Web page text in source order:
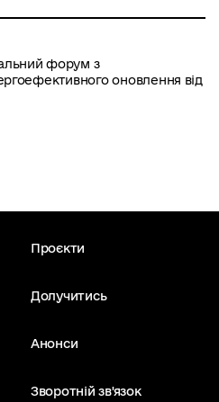
форум з
оновлення від
Проєкти
Долучитись
Анонси
Зворотній зв'язок